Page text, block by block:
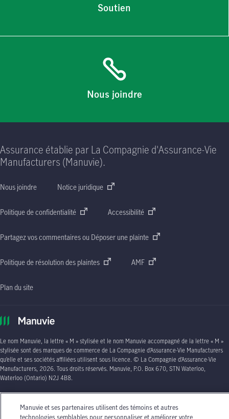
Soutien
Nous joindre
Assurance établie par La Compagnie d'Assurance-Vie
Manufacturers (Manuvie).
Nous joindre Notice juridique
Politique de confidentialité Accessibilité
Partagez vos commentaires ou Déposer une plainte
Politique de résolution des plaintes AMF
Plan du site
Le nom Manuvie, la lettre « M »stylisée et le nom Manuvie accompagné de la lettre « M »
stylisée sont des marques de commerce de La Compagnie d’Assurance-Vie Manufacturers
qu’elle et ses sociétés affiliées utilisent sous licence. © La Compagnie d’Assurance-Vie
Manufacturers, 2026. Tous droits réservés. Manuvie, P.O. Box 670, STN Waterloo,
Waterloo (Ontario) N2J 4B8
Les circonstances individuelles peuvent varier. Vous pouvez communiquer avec l’un des
conseillers en assurance autorisés de Manuvie ou avec votre agent d’assurance autorisé si
vous avez besoin de conseils sur vos besoins en matière d’assurance.
Manuvie et ses partenaires utilisent des témoins et autres
technologies semblables pour personnaliser et améliorer votre